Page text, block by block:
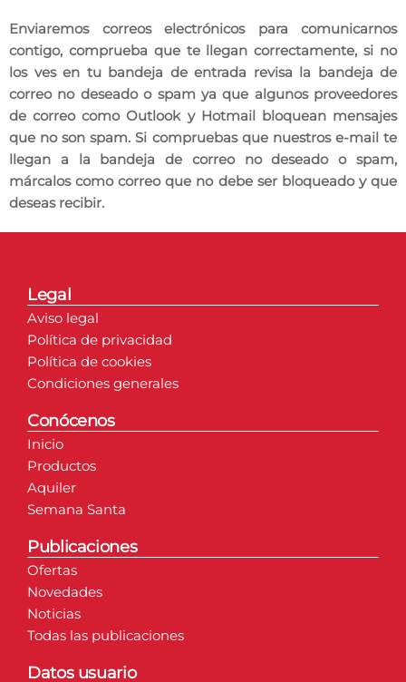
Enviaremos correos electrónicos para comunicarnos
contigo, comprueba que te llegan correctamente, si no
los ves en tu bandeja de entrada revisa la bandeja de
correo no deseado o spam ya que algunos proveedores
de correo como Outlook y Hotmail bloquean mensajes
que no son spam. Si compruebas que nuestros e-mail te
llegan a la bandeja de correo no deseado o spam,
márcalos como correo que no debe ser bloqueado y que
deseas recibir.
Legal
Aviso legal
Política de privacidad
Política de cookies
Condiciones generales
Conócenos
Inicio
Productos
Aquiler
Semana Santa
Publicaciones
Ofertas
Novedades
Noticias
Todas las publicaciones
Datos usuario